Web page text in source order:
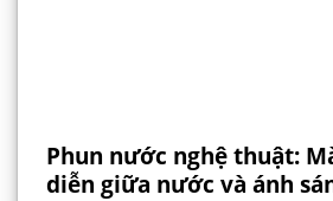
Phun nước nghệ thuật:
diễn giữa nước và ánh